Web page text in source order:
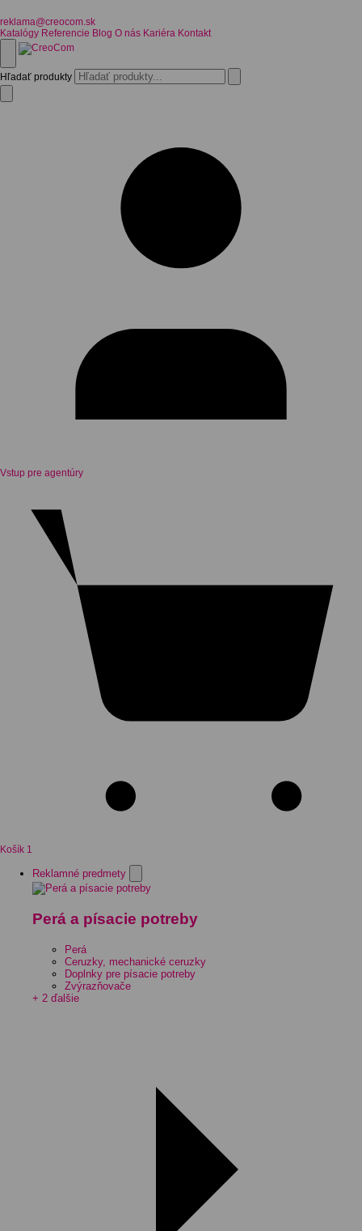
reklama@creocom.sk
Katalógy Referencie Blog O nás Kariéra Kontakt
Hľadať produkty
Vstup pre agentúry
Košík 1
Reklamné predmety
Perá a písacie potreby
Perá
Ceruzky, mechanické ceruzky
Doplnky pre písacie potreby
Zvýrazňovače
+ 2 ďalšie